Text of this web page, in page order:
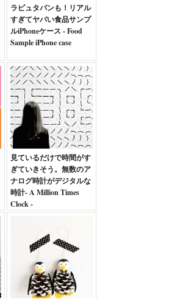
ラピュタパンも！リアル
すぎてヤバい食品サンプ
ルiPhoneケース - Food
Sample iPhone case
見ているだけで時間がす
ぎていきそう。無数のア
ナログ時計がデジタルな
時計- A Million Times
Clock -